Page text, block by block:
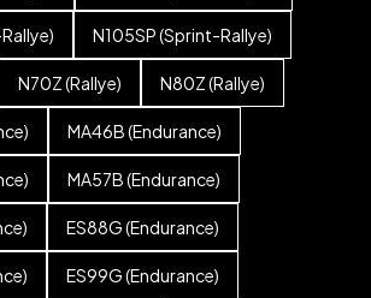
N105SP (Sprint-Rallye)
N70Z (Rallye) N80Z (Rallye)
MA46B (Endurance)
MA57B (Endurance)
ES88G (Endurance)
ES99G (Endurance)